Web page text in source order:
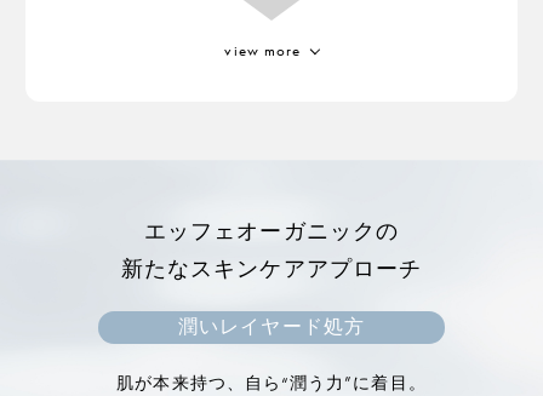
ジジフススピラクリスチ葉エキス
アフリカの砂漠に生息する植物。
高い保湿力で肌の水分量をアップさせ、ターンオー
キメを整えて、肌をなめらかにします。
view more
エッフェオーガニックの
新たなスキンケアアプローチ
潤いレイヤード処方
肌が本来持つ、自ら“潤う力”に着目。